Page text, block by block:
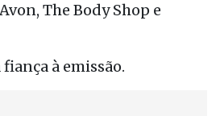
The Body Shop e
à emissão.